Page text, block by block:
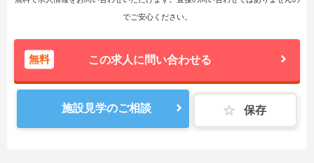
でご安心ください。
無料 この求人に問い合わせる
施設見学のご相談 保存